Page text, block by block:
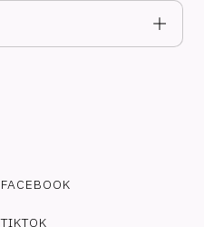
FACEBOOK
TIKTOK